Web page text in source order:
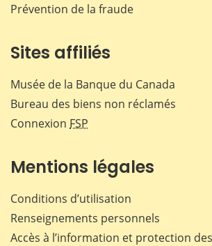
Prévention de la fraude
Sites affiliés
Musée de la Banque du Canada
Bureau des biens non réclamés
Connexion FSP
Mentions légales
Conditions d’utilisation
Renseignements personnels
Accès à l’information et protection